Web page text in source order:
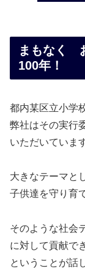
まもなく
100年！
都内某区立小学
弊社はその実行
いただいていま
大きなテーマと
子供達を守り育
そのような社会
に対して貢献で
ということが話